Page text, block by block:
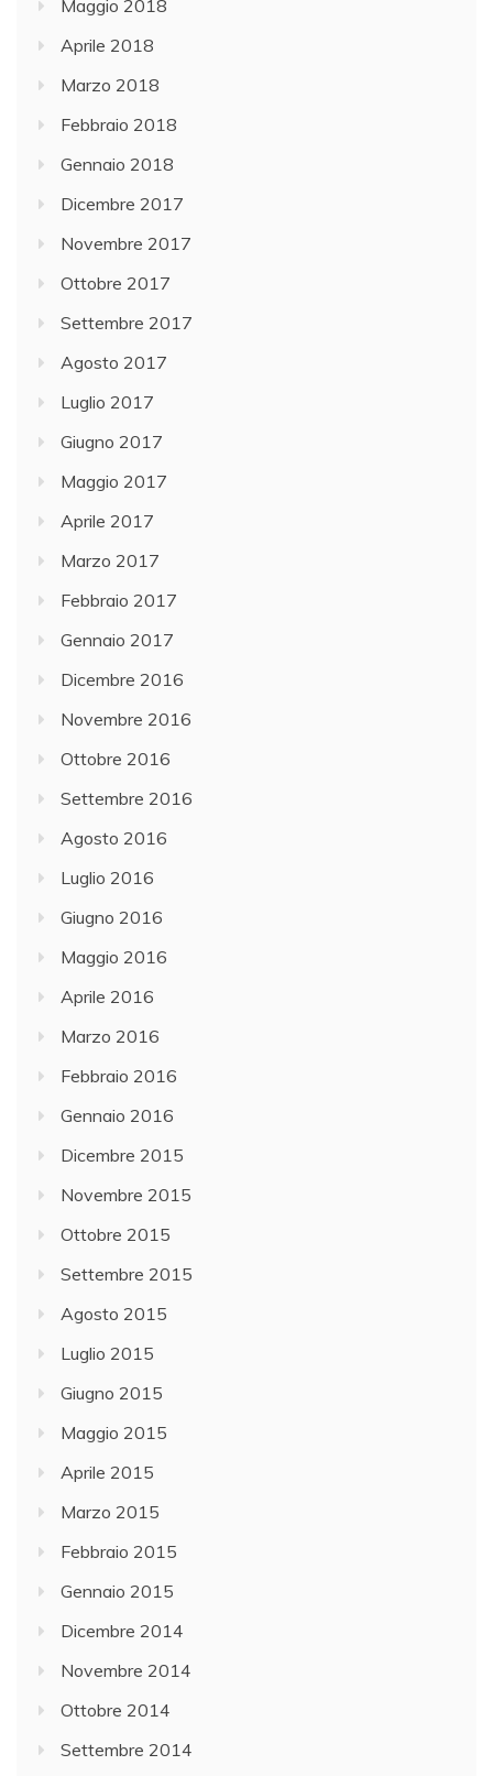
Maggio 2018
Aprile 2018
Marzo 2018
Febbraio 2018
Gennaio 2018
Dicembre 2017
Novembre 2017
Ottobre 2017
Settembre 2017
Agosto 2017
Luglio 2017
Giugno 2017
Maggio 2017
Aprile 2017
Marzo 2017
Febbraio 2017
Gennaio 2017
Dicembre 2016
Novembre 2016
Ottobre 2016
Settembre 2016
Agosto 2016
Luglio 2016
Giugno 2016
Maggio 2016
Aprile 2016
Marzo 2016
Febbraio 2016
Gennaio 2016
Dicembre 2015
Novembre 2015
Ottobre 2015
Settembre 2015
Agosto 2015
Luglio 2015
Giugno 2015
Maggio 2015
Aprile 2015
Marzo 2015
Febbraio 2015
Gennaio 2015
Dicembre 2014
Novembre 2014
Ottobre 2014
Settembre 2014